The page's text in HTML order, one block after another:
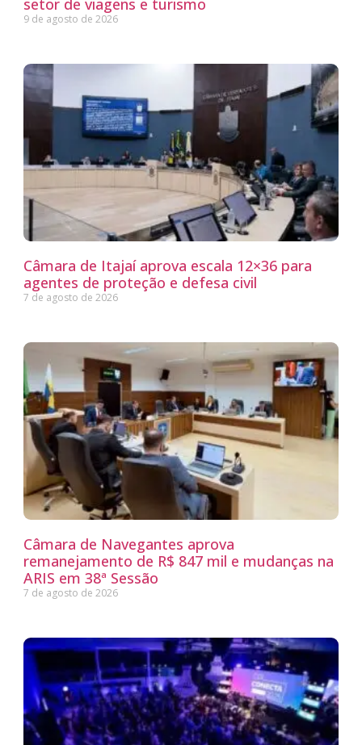
setor de viagens e turismo
9 de agosto de 2026
Câmara de Itajaí aprova escala 12×36 para
agentes de proteção e defesa civil
7 de agosto de 2026
Câmara de Navegantes aprova
remanejamento de R$ 847 mil e mudanças na
ARIS em 38ª Sessão
7 de agosto de 2026